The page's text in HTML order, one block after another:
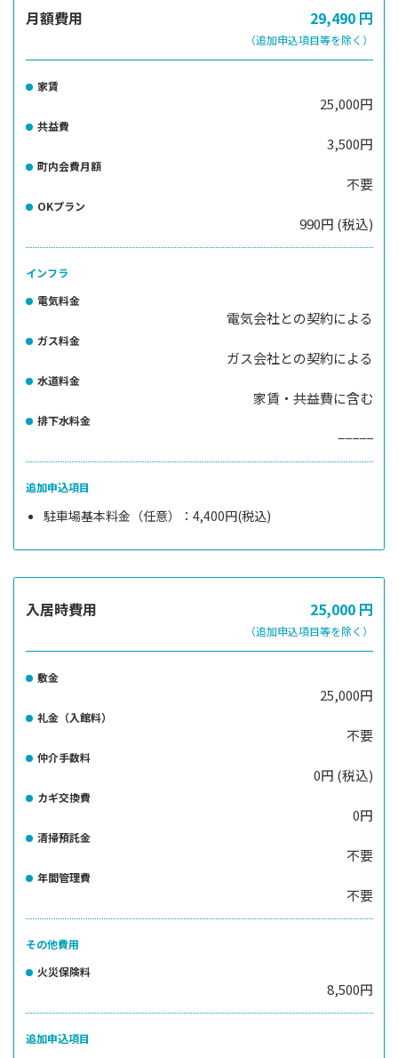
月額費用 29,490 円
（追加申込項目等を除く）
家賃
25,000円
共益費
3,500円
町内会費月額
不要
OKプラン
990円 (税込)
インフラ
電気料金
電気会社との契約による
ガス料金
ガス会社との契約による
水道料金
家賃・共益費に含む
排下水料金
−−−−−
追加申込項目
駐車場基本料金（任意）：4,400円(税込)
入居時費用 25,000 円
（追加申込項目等を除く）
敷金
25,000円
礼金（入館料）
不要
仲介手数料
0円 (税込)
カギ交換費
0円
清掃預託金
不要
年間管理費
不要
その他費用
火災保険料
8,500円
追加申込項目